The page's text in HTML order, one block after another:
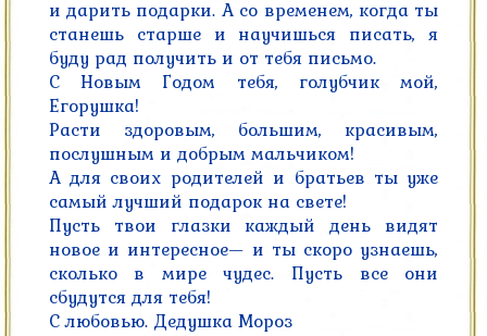
и дарить подарки. А со временем, когда ты
станешь старше и научишься писать, я
буду рад получить и от тебя письмо.
С Новым Годом тебя, голубчик мой,
Егорушка!
Расти здоровым, большим, красивым,
послушным и добрым мальчиком!
А для своих родителей и братьев ты уже
самый лучший подарок на свете!
Пусть твои глазки каждый день видят
новое и интересное— и ты скоро узнаешь,
сколько в мире чудес. Пусть все они
сбудутся для тебя!
С любовью. Дедушка Мороз